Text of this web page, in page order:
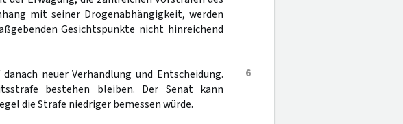
mit seiner Drogenabhängigkeit, werden
Gesichtspunkte nicht hinreichend
6
neuer Verhandlung und Entscheidung.
bestehen bleiben. Der Senat kann
die Strafe niedriger bemessen würde.